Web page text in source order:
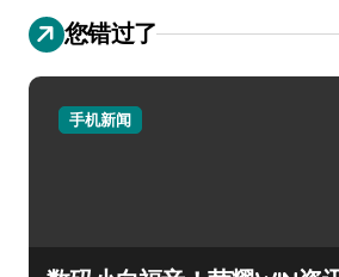
您错过了
手机新闻